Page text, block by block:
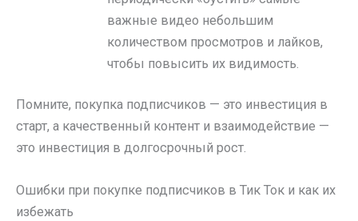
важные видео небольшим
количеством просмотров и лайков,
чтобы повысить их видимость.
Помните, покупка подписчиков — это инвестиция в
старт, а качественный контент и взаимодействие —
это инвестиция в долгосрочный рост.
Ошибки при покупке подписчиков в Тик Ток и как их
избежать